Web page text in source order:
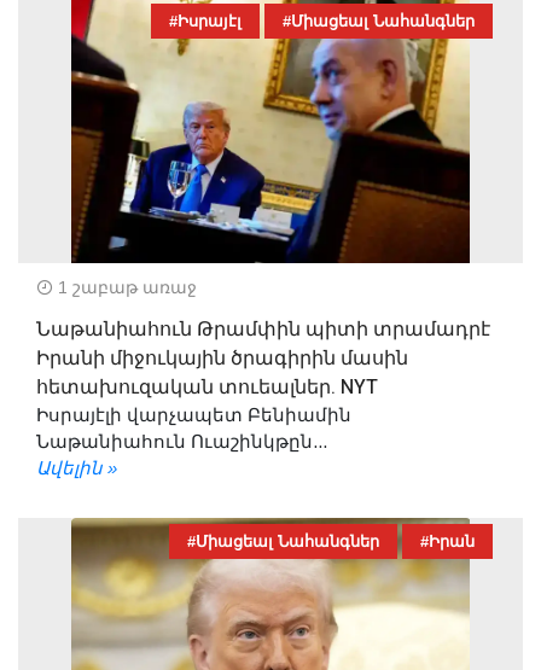
#Իսրայէլ #Միացեալ Նահանգներ
1 շաբաթ առաջ
Նաթանիահուն Թրամփին պիտի տրամադրէ
Իրանի միջուկային ծրագիրին մասին
հետախուզական տուեալներ. NYT
Իսրայէլի վարչապետ Բենիամին
Նաթանիահուն Ուաշինկթըն...
Ավելին »
#Միացեալ Նահանգներ #Իրան